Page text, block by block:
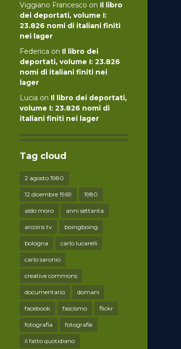
Viggiano Francesco on Il libro
dei deportati, volume I:
23.826 nomi di italiani finiti
nei lager
Federica on Il libro dei
deportati, volume I: 23.826
nomi di italiani finiti nei
lager
Lucia on Il libro dei deportati,
volume I: 23.826 nomi di
italiani finiti nei lager
Tag cloud
2 agosto 1980
12 dicembre 1969 1980
aldo moro anni settanta
arcoiris tv boingboing
bologna carlo lucarelli
carlo saronio
creative commons
documentario domani
facebook fascismo flickr
fotografia fotografie
il fatto quotidiano